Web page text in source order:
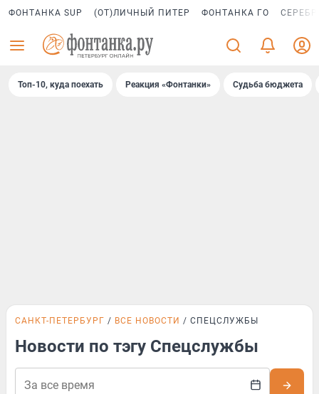
ФОНТАНКА SUP (ОТ)ЛИЧНЫЙ ПИТЕР ФОНТАНКА ГО
Топ-10, куда поехать Реакция «Фонтанки» Судьба бюджета
САНКТ-ПЕТЕРБУРГ ВСЕ НОВОСТИ СПЕЦСЛУЖБЫ
Новости по тэгу Спецслужбы